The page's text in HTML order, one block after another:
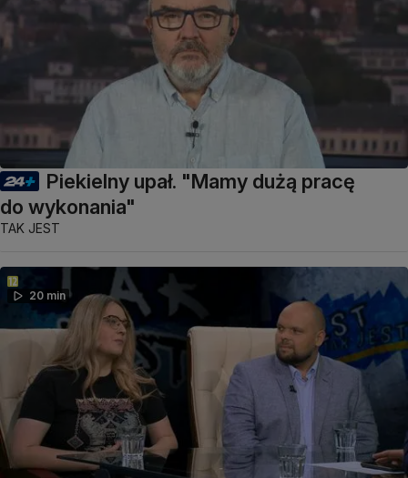
Piekielny upał. "Mamy dużą pracę
do wykonania"
TAK JEST
20 min